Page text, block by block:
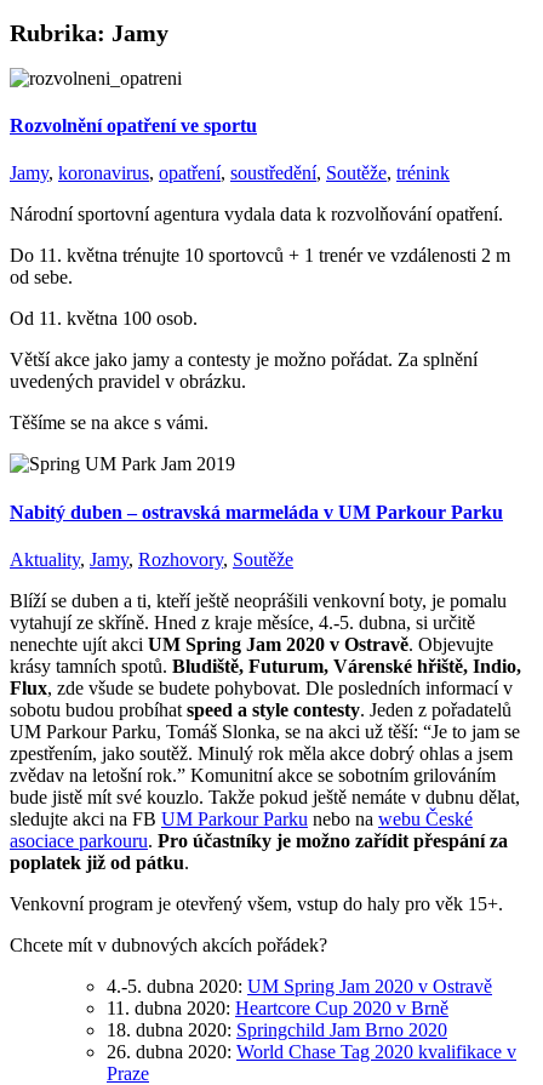
Rubrika: Jamy
Rozvolnění opatření ve sportu
Jamy, koronavirus, opatření, soustředění, Soutěže, trénink
Národní sportovní agentura vydala data k rozvolňování opatření.
Do 11. května trénujte 10 sportovců + 1 trenér ve vzdálenosti 2 m
od sebe.
Od 11. května 100 osob.
Větší akce jako jamy a contesty je možno pořádat. Za splnění
uvedených pravidel v obrázku.
Těšíme se na akce s vámi.
Nabitý duben – ostravská marmeláda v UM Parkour Parku
Aktuality, Jamy, Rozhovory, Soutěže
Blíží se duben a ti, kteří ještě neoprášili venkovní boty, je pomalu
vytahují ze skříně. Hned z kraje měsíce, 4.-5. dubna, si určitě
nenechte ujít akci UM Spring Jam 2020 v Ostravě. Objevujte
krásy tamních spotů. Bludiště, Futurum, Várenské hřiště, Indio,
Flux, zde všude se budete pohybovat. Dle posledních informací v
sobotu budou probíhat speed a style contesty. Jeden z pořadatelů
UM Parkour Parku, Tomáš Slonka, se na akci už těší: “Je to jam se
zpestřením, jako soutěž. Minulý rok měla akce dobrý ohlas a jsem
zvědav na letošní rok.” Komunitní akce se sobotním grilováním
bude jistě mít své kouzlo. Takže pokud ještě nemáte v dubnu dělat,
sledujte akci na FB UM Parkour Parku nebo na webu České
asociace parkouru. Pro účastníky je možno zařídit přespání za
poplatek již od pátku.
Venkovní program je otevřený všem, vstup do haly pro věk 15+.
Chcete mít v dubnových akcích pořádek?
4.-5. dubna 2020: UM Spring Jam 2020 v Ostravě
11. dubna 2020: Heartcore Cup 2020 v Brně
18. dubna 2020: Springchild Jam Brno 2020
26. dubna 2020: World Chase Tag 2020 kvalifikace v
Praze